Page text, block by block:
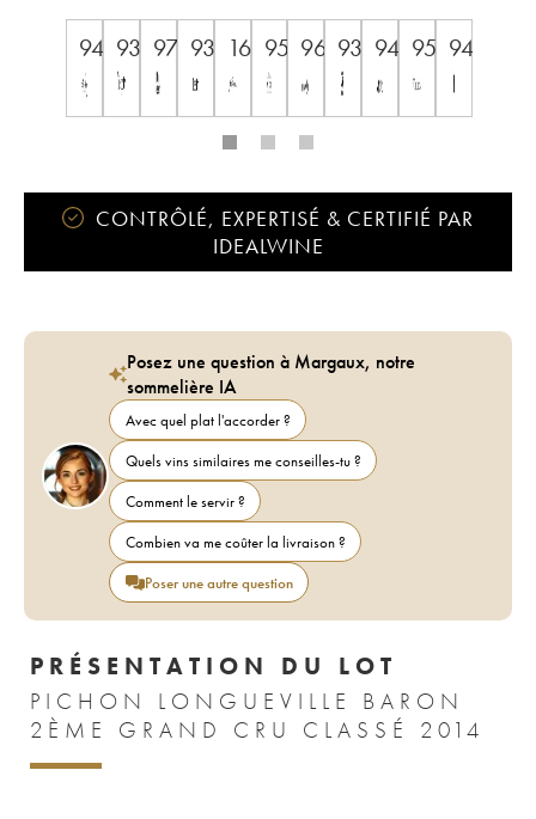
94 93 97 93 16.5++
95 96 93 94 95 94
CONTRÔLÉ, EXPERTISÉ & CERTIFIÉ PAR
IDEALWINE
Posez une question à Margaux, notre
sommelière IA
Avec quel plat l'accorder ?
Quels vins similaires me conseilles-tu ?
Comment le servir ?
Combien va me coûter la livraison ?
Poser une autre question
PRÉSENTATION DU LOT
PICHON LONGUEVILLE BARON
2ÈME GRAND CRU CLASSÉ 2014